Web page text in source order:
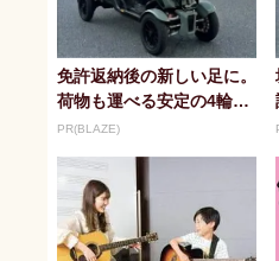
免許返納後の新しい足に。
荷物も運べる安定の4輪シ
ニアカー
PR(BLAZE)